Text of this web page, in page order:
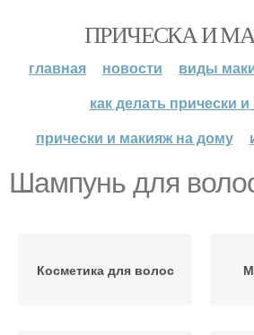
ПРИЧЕСКА И
главная новости
виды
как делать прически
прически и макияж на дому
Шампунь для
Косметика для волос